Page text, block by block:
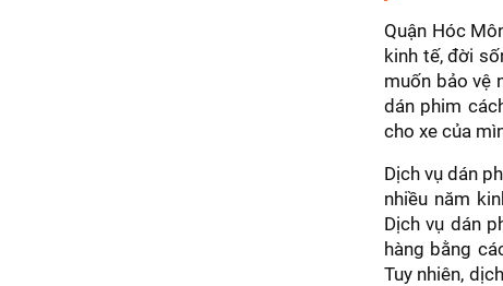
Quận Hóc
kinh tế, đời
muốn bảo vệ
dán phim
cho xe của
Dịch vụ dán
nhiều năm
Dịch vụ dán
hàng bằng
Tuy nhiên,